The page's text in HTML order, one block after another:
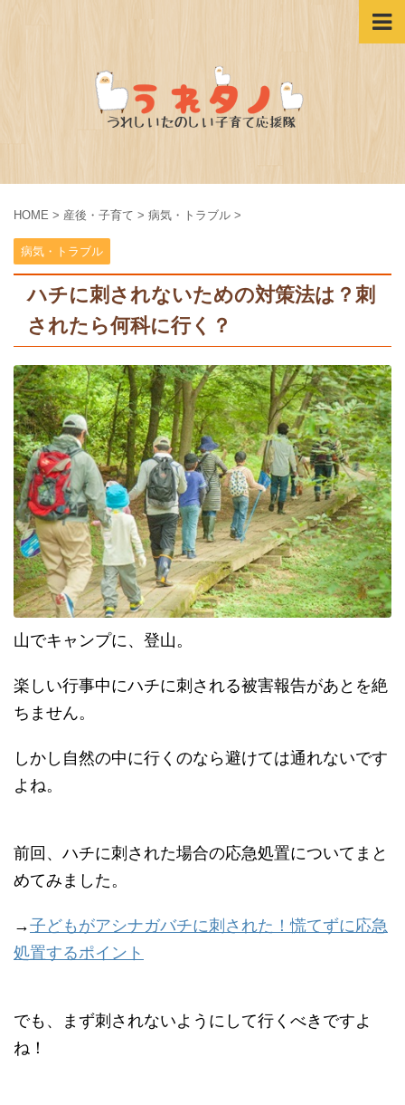
HOME > 産後・子育て > 病気・トラブル >
病気・トラブル
ハチに刺されないための対策法は？刺
されたら何科に行く？
山でキャンプに、登山。
楽しい行事中にハチに刺される被害報告があとを絶
ちません。
しかし自然の中に行くのなら避けては通れないです
よね。
前回、ハチに刺された場合の応急処置についてまと
めてみました。
→子どもがアシナガバチに刺された！慌てずに応急
処置するポイント
でも、まず刺されないようにして行くべきですよ
ね！